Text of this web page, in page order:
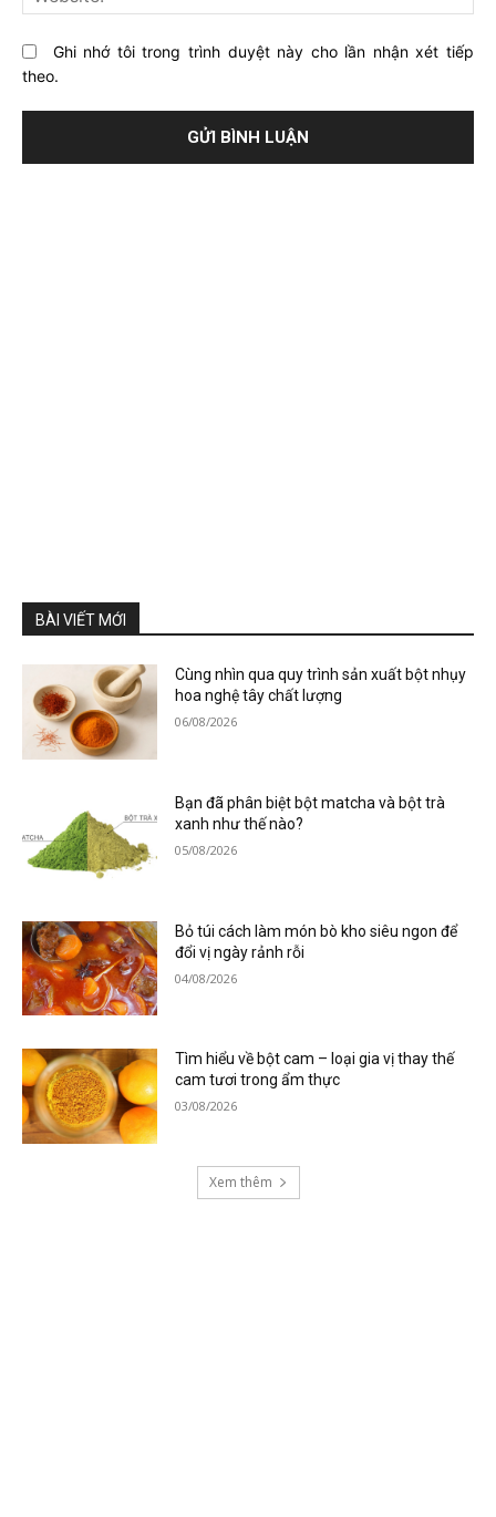
Ghi nhớ tôi trong trình duyệt này cho lần nhận xét tiếp
theo.
BÀI VIẾT MỚI
Cùng nhìn qua quy trình sản xuất bột nhụy
hoa nghệ tây chất lượng
06/08/2026
Bạn đã phân biệt bột matcha và bột trà
xanh như thế nào?
05/08/2026
Bỏ túi cách làm món bò kho siêu ngon để
đổi vị ngày rảnh rỗi
04/08/2026
Tìm hiểu về bột cam – loại gia vị thay thế
cam tươi trong ẩm thực
03/08/2026
Xem thêm